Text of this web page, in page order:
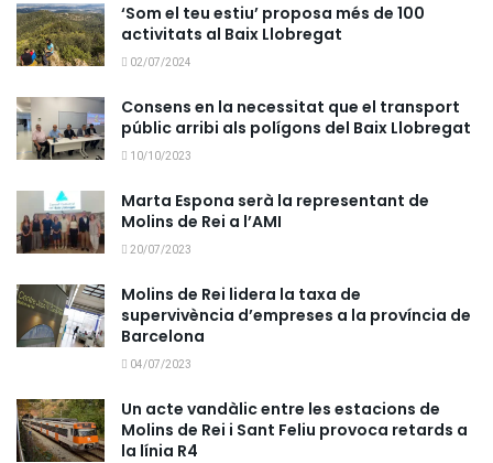
‘Som el teu estiu’ proposa més de 100
activitats al Baix Llobregat
02/07/2024
Consens en la necessitat que el transport
públic arribi als polígons del Baix Llobregat
10/10/2023
Marta Espona serà la representant de
Molins de Rei a l’AMI
20/07/2023
Molins de Rei lidera la taxa de
supervivència d’empreses a la província de
Barcelona
04/07/2023
Un acte vandàlic entre les estacions de
Molins de Rei i Sant Feliu provoca retards a
la línia R4